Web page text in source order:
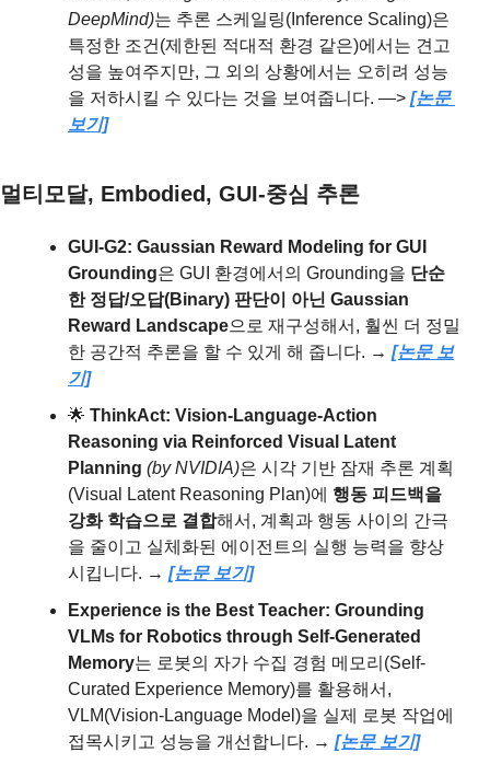
DeepMind)는 추론 스케일링(Inference Scaling)은
특정한 조건(제한된 적대적 환경 같은)에서는 견고
성을 높여주지만, 그 외의 상황에서는 오히려 성능
을 저하시킬 수 있다는 것을 보여줍니다. —> [논문
보기]
멀티모달, Embodied, GUI-중심 추론
GUI-G2: Gaussian Reward Modeling for GUI
Grounding은 GUI 환경에서의 Grounding을 단순
한 정답/오답(Binary) 판단이 아닌 Gaussian
Reward Landscape으로 재구성해서, 훨씬 더 정밀
한 공간적 추론을 할 수 있게 해 줍니다. → [논문 보
기]
🌟 ThinkAct: Vision-Language-Action
Reasoning via Reinforced Visual Latent
Planning (by NVIDIA)은 시각 기반 잠재 추론 계획
(Visual Latent Reasoning Plan)에 행동 피드백을
강화 학습으로 결합해서, 계획과 행동 사이의 간극
을 줄이고 실체화된 에이전트의 실행 능력을 향상
시킵니다. → [논문 보기]
Experience is the Best Teacher: Grounding
VLMs for Robotics through Self-Generated
Memory는 로봇의 자가 수집 경험 메모리(Self-
Curated Experience Memory)를 활용해서,
VLM(Vision-Language Model)을 실제 로봇 작업에
접목시키고 성능을 개선합니다. → [논문 보기]